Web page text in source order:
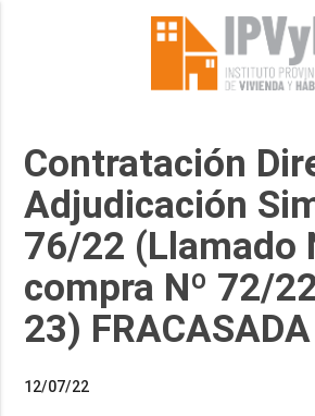
Contratación
Adjudicación
76/22 (Llamado
compra Nº 72/
23) FRACASADA
12/07/22